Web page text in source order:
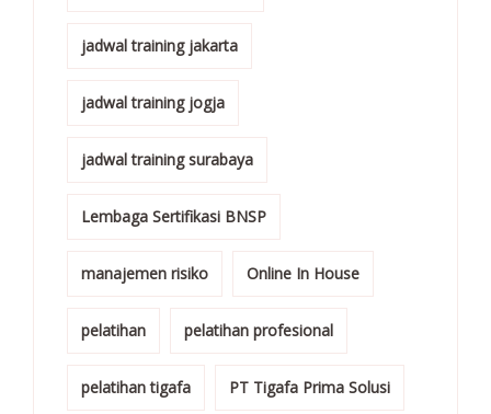
jadwal training jakarta
jadwal training jogja
jadwal training surabaya
Lembaga Sertifikasi BNSP
manajemen risiko Online In House
pelatihan pelatihan profesional
pelatihan tigafa PT Tigafa Prima Solusi